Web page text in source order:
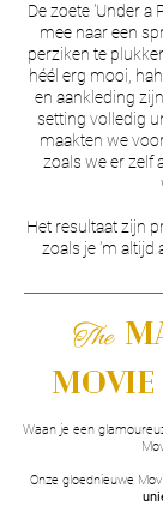
De zoete 'Under a
mee naar een
perziken te
héél erg mooi,
en aankleding
setting volledig
maakten we
zoals we er zelf
Het resultaat zijn
zoals je 'm altijd
The
Waan je een
Onze gloednieuwe